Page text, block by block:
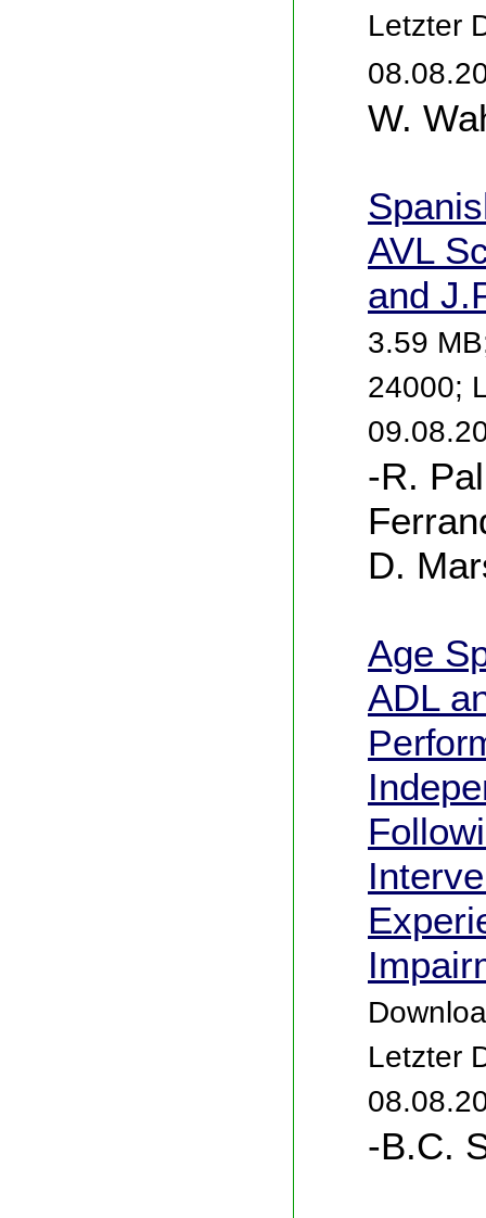
Letzter
W.
AVL
and
3.59
24000;
-R.
D.
Age
ADL
Letzter
-B.C.